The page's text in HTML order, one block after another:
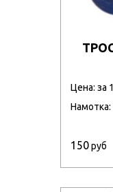
Цена: за
Намотка:
150руб